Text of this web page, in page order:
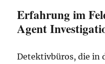
Erfahrung im
Agent
Detektivbüros, die in